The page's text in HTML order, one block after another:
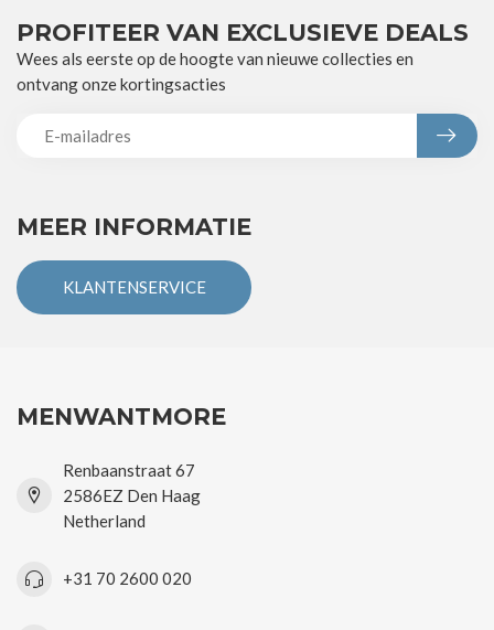
MEER INFORMATIE
KLANTENSERVICE
PROFITEER VAN EXCLUSIEVE DEALS
Wees als eerste op de hoogte van nieuwe collecties en
ontvang onze kortingsacties
MENWANTMORE
Renbaanstraat 67
2586EZ Den Haag
Netherland
+31 70 2600 020